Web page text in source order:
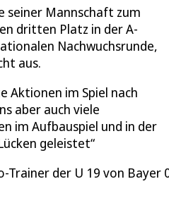
seiner Mannschaft zum
dritten Platz in der A-
Nachwuchsrunde,
aus.
Aktionen im Spiel nach
aber auch viele
im Aufbauspiel und in der
geleistet
Trainer der U 19 von Bayer